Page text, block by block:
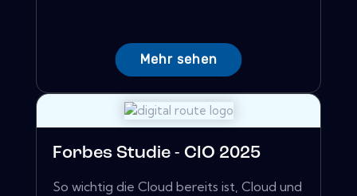
Mehr sehen
Forbes Studie - CIO 2025
So wichtig die Cloud bereits ist, Cloud und